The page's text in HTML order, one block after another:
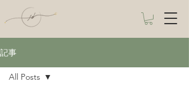
記事
All Posts